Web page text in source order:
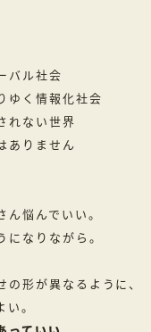
バル社会
ゆく情報化社会
れない世界
ありません
悩んでいい。
なりながら。
形が異なるように、
。